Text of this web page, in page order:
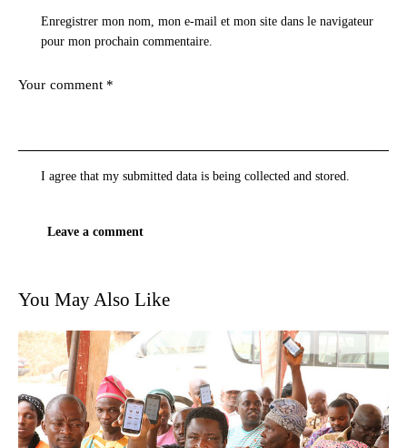
Enregistrer mon nom, mon e-mail et mon site dans le navigateur
pour mon prochain commentaire.
I agree that my submitted data is beingcollected and stored.
You May Also Like